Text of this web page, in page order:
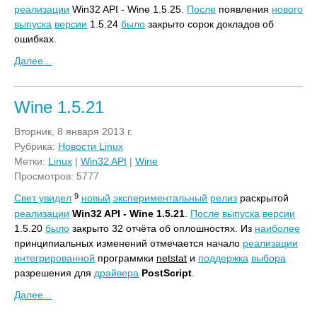
реализации Win32 API - Wine 1.5.25. После появления нового
выпуска версии 1.5.24 было закрыто сорок докладов об
ошибках.
Далее...
Wine 1.5.21
Вторник, 8 января 2013 г.
Рубрика: Новости Linux
Метки: Linux | Win32 API | Wine
Просмотров: 5777
Свет увидел 9 новый экспериментальный релиз раскрытой
реализации Win32 API - Wine 1.5.21 После выпуска версии
1.5.20 было закрыто 32 отчёта об оплошностях. Из наиболее
принципиальных изменений отмечается начало реализации
интегрированной программки netstat и поддержка выбора
разрешения для драйвера PostScript
Далее...